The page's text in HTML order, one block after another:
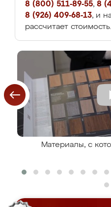
8 (800) 511-89-55, 8
8 (926) 409-68-13, и
рассчитает стоимость.
Материалы, с